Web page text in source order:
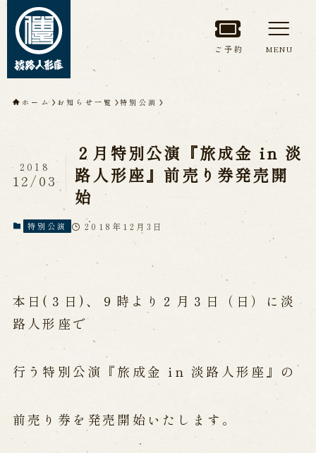
トップページ
淡路人形座について
淡路人形座とは
座員紹介
人間国宝 故鶴澤友路師匠
淡路人形座の成り立ち
淡路人形座で研修した人々
淡路人形浄瑠璃を受け継いで
公演カレンダー
開催中の公演
近日開催の公演
出張公演
学校公演
海外旅行客向け特別公演「くにうみ」
ご予約 MENU
ホーム お知らせ一覧 特別公演
２月特別公演『旅成金 in 淡
路人形座』前売り券発売開
始
2018
12/03
特別公演 2018年12月3日
本日(３日)、９時より２月３日（日）に淡
路人形座で
行う特別公演『旅成金 in 淡路人形座』の
前売り券を発売開始いたします。